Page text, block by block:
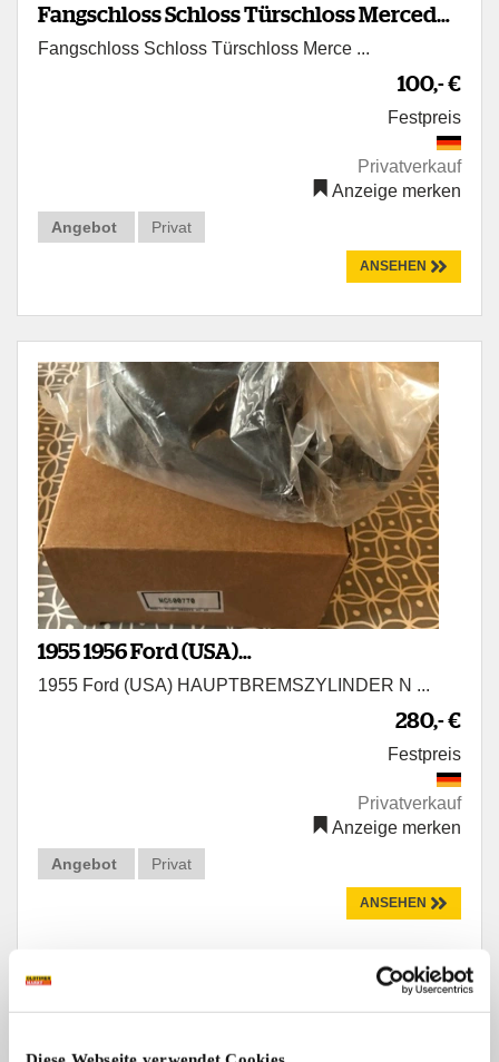
Fangschloss Schloss Türschloss Mercedes
W114 W115
Fangschloss Schloss Türschloss Merce ...
100,- €
Festpreis
Privatverkauf
Anzeige merken
Angebot Privat
ANSEHEN
1955 1956 Ford (USA)
HAUPTBREMSZYLINDER Neu
1955 Ford (USA) HAUPTBREMSZYLINDER N ...
280,- €
Festpreis
Privatverkauf
Anzeige merken
Angebot Privat
ANSEHEN